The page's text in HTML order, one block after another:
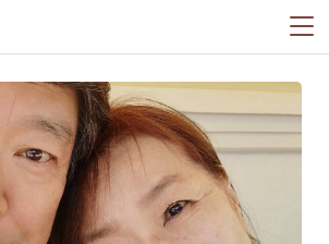
ホーム
幸せレポート